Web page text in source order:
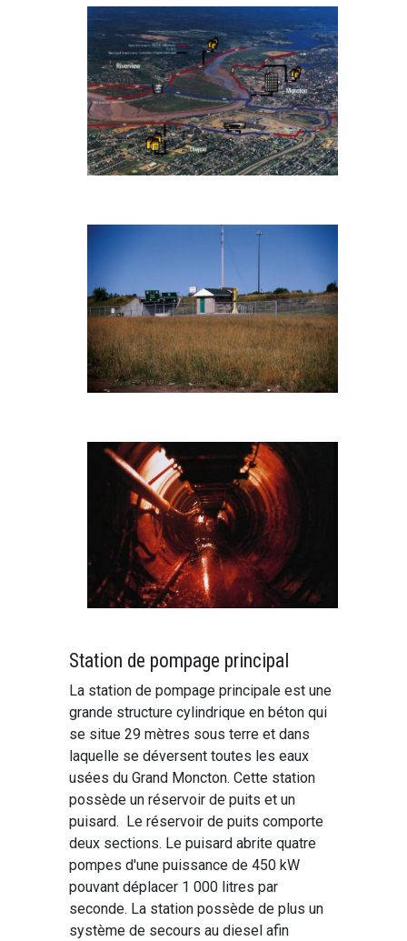
Station de pompage principal
La station de pompage principale est une
grande structure cylindrique en béton qui
se situe 29 mètres sous terre et dans
laquelle se déversent toutes les eaux
usées du Grand Moncton. Cette station
possède un réservoir de puits et un
puisard. Le réservoir de puits comporte
deux sections. Le puisard abrite quatre
pompes d'une puissance de 450 kW
pouvant déplacer 1 000 litres par
seconde. La station possède de plus un
système de secours au diesel afin